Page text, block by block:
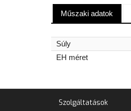
Műszaki adatok
Súly
EH méret
Szolgáltatások